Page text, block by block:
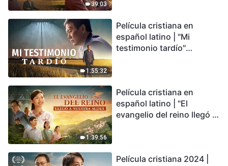
39:03
1:55:32
Película cristiana en
español latino | "Mi
testimonio tardío"
conmovedor
1:39:56
Película cristiana en
español latino | "El
evangelio del reino llegó a
Película cristiana 2024 |